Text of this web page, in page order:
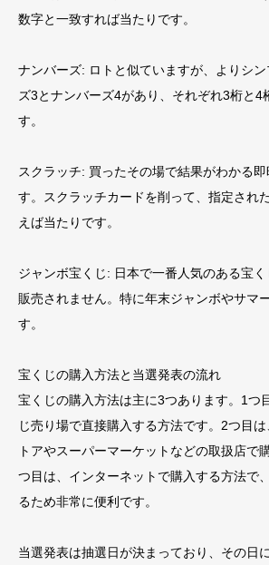
数字と一致すれば当たりです。
ナンバーズ: ロトと似ていますが、よりシ
ズ3とナンバーズ4があり、それぞれ3桁と4
す。
スクラッチ: 買ったその場で結果がわかる
す。スクラッチカードを削って、指定され
えば当たりです。
ジャンボ宝くじ: 日本で一番人気のある宝
販売されません。特に年末ジャンボやサマ
す。
宝くじの購入方法と当選発表の流れ
宝くじの購入方法は主に3つあります。1つ
じ売り場で直接購入する方法です。2つ目
トアやスーパーマーケットなどの取扱店で
つ目は、インターネットで購入する方法で
るため非常に便利です。
当選発表は抽選日が決まっており、その日